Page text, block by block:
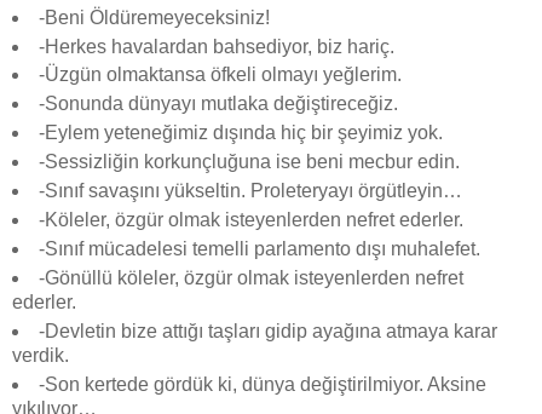
-Beni Öldüremeyeceksiniz!
-Herkes havalardan bahsediyor, biz hariç.
-Üzgün olmaktansa öfkeli olmayı yeğlerim.
-Sonunda dünyayı mutlaka değiştireceğiz.
-Eylem yeteneğimiz dışında hiç bir şeyimiz yok.
-Sessizliğin korkunçluğuna ise beni mecbur edin.
-Sınıf savaşını yükseltin. Proleteryayı örgütleyin…
-Köleler, özgür olmak isteyenlerden nefret ederler.
-Sınıf mücadelesi temelli parlamento dışı muhalefet.
-Gönüllü köleler, özgür olmak isteyenlerden nefret
ederler.
-Devletin bize attığı taşları gidip ayağına atmaya karar
verdik.
-Son kertede gördük ki, dünya değiştirilmiyor. Aksine
yıkılıyor…